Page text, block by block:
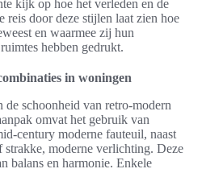
kijk op hoe het verleden en de
reis door deze stijlen laat zien hoe
en waarmee zij hun
hebben gedrukt.
in woningen
de schoonheid van retro-modern
omvat het gebruik van
century moderne fauteuil, naast
strakke, moderne verlichting. Deze
balans en harmonie. Enkele